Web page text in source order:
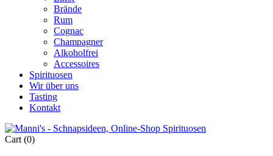
Brände
Rum
Cognac
Champagner
Alkoholfrei
Accessoires
Spirituosen
Wir über uns
Tasting
Kontakt
Cart (0)